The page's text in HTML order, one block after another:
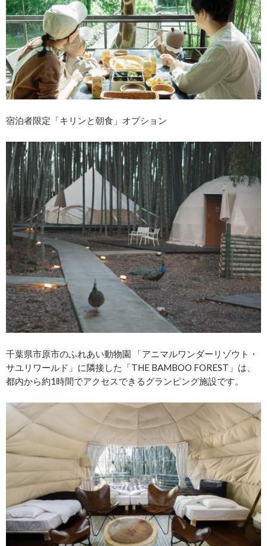
宿泊者限定「キリンと朝食」オプション
千葉県市原市のふれあい動物園 「アニマルワンダーリゾウト・
サユリワールド」に隣接した「THE BAMBOO FOREST」は、
都内から約1時間でアクセスできるグランピング施設です。